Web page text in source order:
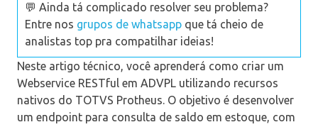
💬 Ainda tá complicado resolver seu problema?
Entre nos grupos de whatsapp que tá cheio de
analistas top pra compatilhar ideias!
Neste artigo técnico, você aprenderá como criar um
Webservice RESTful em ADVPL utilizando recursos
nativos do TOTVS Protheus. O objetivo é desenvolver
um endpoint para consulta de saldo em estoque, com